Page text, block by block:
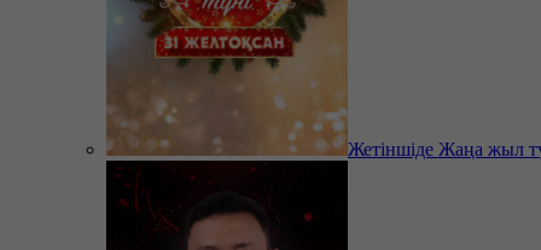
Жетіншіде Жаңа жыл